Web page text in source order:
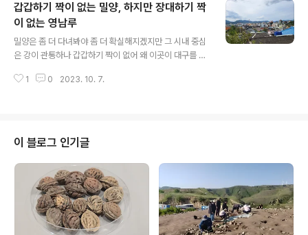
지점이 적절히 섞인 남문 구간과 그 인근 폐허가 된 성벽 구
간 일부만 맛뵈기로 봐둔다. 붕괴한 구간은 완전히 파괴됐
으니 일반인 눈에는 그냥 폄범한 돌무더기일 뿐이라 이 가
산산성이 한국문화재 정책사에서 중요한 지점은 산성 보호
표준작이라는 사실이다. 이것이 흐지부지한 느낌이 있는데
문화재청이 김계식 보존국장 시절 더는 21세기 성벽 만드
갑갑하기 짝이 없는 밀양, 하지만 장대하기 짝
이 없는 영남루
밀양은 좀 더 다녀봐야 좀 더 확실해지겠지만 그 시내 중심
은 강이 관통하나 갑갑하기 짝이 없어 왜 이곳이 대구를 제
쪽으로는 영남알프스에 막히고 남쪽으로도 뚫린 구석이라
城이라 해서 연원이 아주 깊은 고을인데 어쩌다 나랑은 인
연이 없어 이참에 한 번 밟아봤다. 시내 중심 강변 높은 지
점을 정좌한 영남루嶺南樓는 영남제일루嶺南第一樓라
는 별칭이 허언이 아님을 웅변한다. 밀양은 공부 좀 해봐야
겠다. 아무래도 이 쪽 키워드는 영남알프스다. 이걸 고려하
지 않는 밀양은 말짱도루묵이다. ***..
1 0 2023. 10. 7.
이 블로그 인기글